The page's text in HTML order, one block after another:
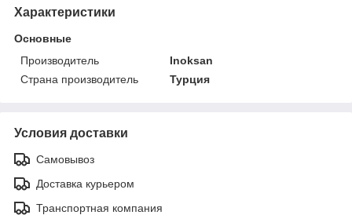
Характеристики
Основные
Производитель
Inoksan
Страна производитель
Турция
Условия доставки
Самовывоз
Доставка курьером
Транспортная компания